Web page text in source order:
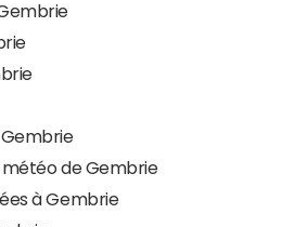
de Gembrie
à Gembrie